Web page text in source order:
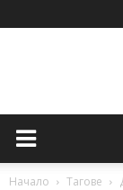
Начало Тагове